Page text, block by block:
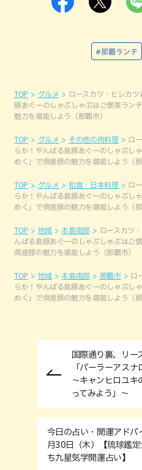
#那覇ランチ
TOP グルメ
ロースカツ・ヒレカ
豚あぐーのしゃぶしゃぶはご褒美ラン
魅力を堪能しよう（那覇市）
TOP グルメ その他の肉料理
ロ
らか！やんばる島豚あぐーのしゃぶし
めく」で県産豚の魅力を堪能しよう（那
TOP グルメ 和食・日本料理
ロ
らか！やんばる島豚あぐーのしゃぶし
めく」で県産豚の魅力を堪能しよう（那
TOP 地域 本島南部
ロースカツ
んばる島豚あぐーのしゃぶしゃぶはご
県産豚の魅力を堪能しよう（那覇市）
TOP 地域 本島南部 那覇市
ロ
らか！やんばる島豚あぐーのしゃぶし
めく」で県産豚の魅力を堪能しよう（那
国際通り裏、リー
「パーラーアス
～キャンヒロユキ
ってみよう」〜
今日の占い・開運アド
月30日（木）【琉球鑑
ち九星気学開運占い】